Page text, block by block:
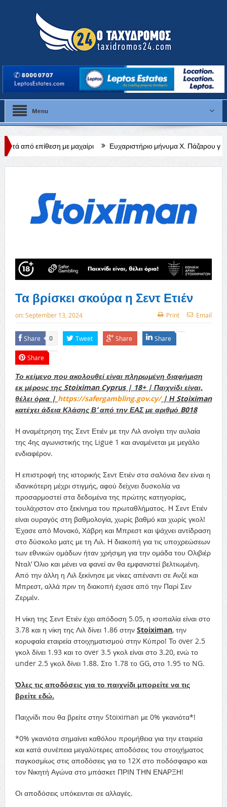
Menu
με μαχαίρι Ευχαριστήριο μήνυμα Χ. Πάζαρου για Α. Βαφεάδη
Τα βρίσκει σκούρα η Σεντ Ετιέν
on:September 13, 2024 Print Email
Share 0 Tweet Share Share
Share
Το κείμενο που ακολουθεί είναι πληρωμένη διαφήμιση
εκ μέρους τηςStoiximan Cyprus | 18+ | Παιχνίδι είναι,
θέλει όρια | https://safergambling.gov.cy/ | Η Stoiximan
κατέχει άδεια Κλάσης Β’ από την ΕΑΣ με αριθμό B018
Η αναμέτρηση της Σεντ Ετιέν με την Λιλ ανοίγει την αυλαία
της 4ης αγωνιστικής της Ligue 1 και αναμένεται με μεγάλο
ενδιαφέρον.
Η επιστροφή της ιστορικής Σεντ Ετιέν στα σαλόνια δεν είναι η
ιδανικότερη μέχρι στιγμής, αφού δείχνει δυσκολία να
προσαρμοστεί στα δεδομένα της πρώτης κατηγορίας,
τουλάχιστον στο ξεκίνημα του πρωταθλήματος. Η Σεντ Ετιέν
είναι ουραγός στη βαθμολογία, χωρίς βαθμό και χωρίς γκολ!
Έχασε από Μονακό, Χάβρη και Μπρεστ και ψάχνει αντίδραση
στο δύσκολο ματς με τη Λιλ. Η διακοπή για τις υποχρεώσεων
των εθνικών ομάδων ήταν χρήσιμη για την ομάδα του Ολιβιέρ
Νταλ’ Όλιο και μένει να φανεί αν θα εμφανιστεί βελτιωμένη.
Από την άλλη η Λιλ ξεκίνησε με νίκες απέναντι σε Ανζέ και
Μπρεστ, αλλά πριν τη διακοπή έχασε από την Παρί Σεν
Ζερμέν.
Η νίκη της Σεντ Ετιέν έχει απόδοση 5.05, η ισοπαλία είναι στο
3.78 και η νίκη της Λιλ δίνει 1.86 στην Stoiximan, την
κορυφαία εταιρεία στοιχηματισμού στην Κύπρο! Το over 2.5
γκολ δίνει 1.93 και το over 3.5 γκολ είναι στο 3.20, ενώ το
under 2.5 γκολ δίνει 1.88. Στο 1.78 το GG, στο 1.95 το NG.
Όλες τις αποδόσεις για το παιχνίδι μπορείτε να τις
βρείτε εδώ.
Παιχνίδι που θα βρείτε στην Stoiximan με 0% γκανιότα*!
*0% γκανιότα σημαίνει καθόλου προμήθεια για την εταιρεία
και κατά συνέπεια μεγαλύτερες αποδόσεις του στοιχήματος
παγκοσμίως στις αποδόσεις για το 12Χ στο ποδόσφαιρο και
τον Νικητή Αγώνα στο μπάσκετ ΠΡΙΝ ΤΗΝ ΕΝΑΡΞΗ!
Οι αποδόσεις υπόκεινται σε αλλαγές.